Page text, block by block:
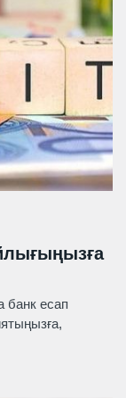
банк есап